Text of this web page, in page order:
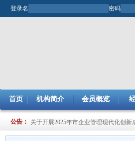
登录名 密码
首页 机构简介 会员概览
公告：
关于开展2025年市企业管理现代化创新